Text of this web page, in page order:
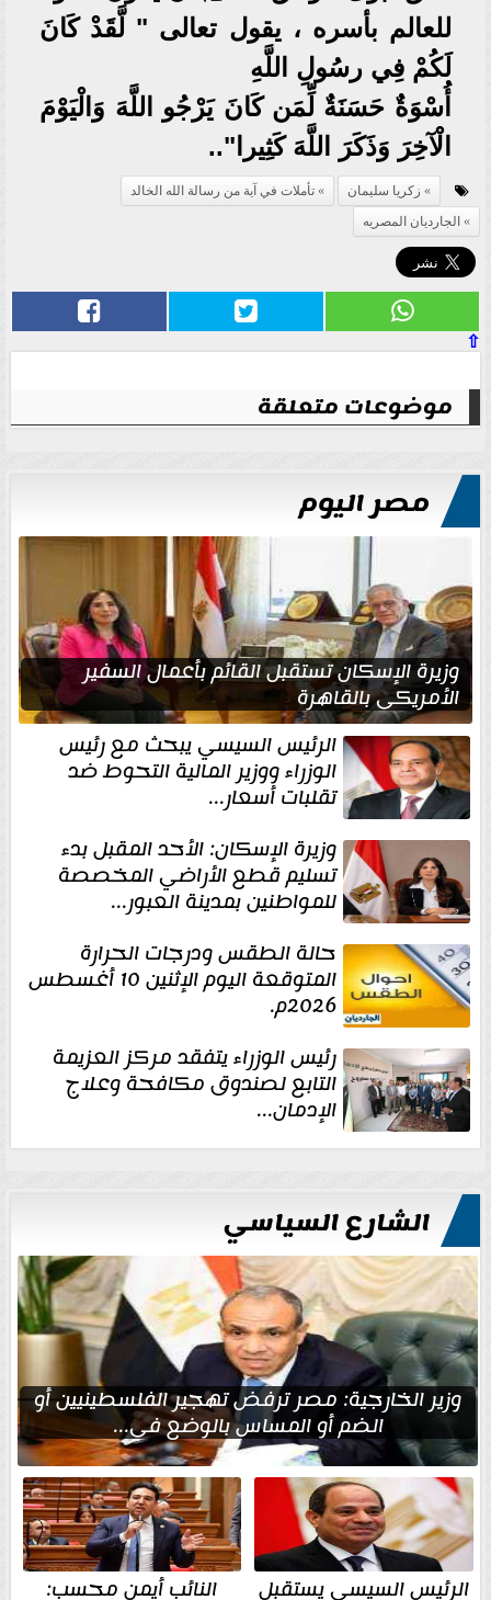
للعالم بأسره ، يقول تعالى " لَّقَدْ كَانَ
لَكُمْ فِي رسُولِ اللَّهِ
أُسْوَةٌ حَسَنَةٌ لِّمَن كَانَ يَرْجُو اللَّهَ وَالْيَوْمَ
الْآخِرَ وَذَكَرَ اللَّهَ كَثِيرا"..
زكريا سليمان
تأملات في آية من رسالة الله الخالد
الجارديان المصريه
⇧
موضوعات متعلقة
مصر اليوم
وزيرة الإسكان تستقبل القائم بأعمال السفير
الأمريكي بالقاهرة
الرئيس السيسي يبحث مع رئيس
الوزراء ووزير المالية التحوط ضد
تقلبات أسعار...
وزيرة الإسكان: الأحد المقبل بدء
تسليم قطع الأراضي المخصصة
للمواطنين بمدينة العبور...
حالة الطقس ودرجات الحرارة
المتوقعة اليوم الإثنين 10 أغسطس
2026م.
رئيس الوزراء يتفقد مركز العزيمة
التابع لصندوق مكافحة وعلاج
الإدمان...
الشارع السياسي
وزير الخارجية: مصر ترفض تهجير الفلسطينيين أو
الضم أو المساس بالوضع في...
الرئيس السيسي يستقبل النائب أيمن محسب: